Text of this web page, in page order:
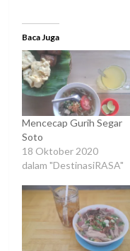
Baca Juga
Mencecap Gurih Segar
Soto
18 Oktober 2020
dalam "DestinasiRASA"